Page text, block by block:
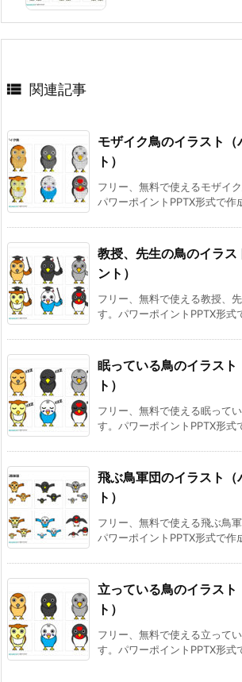
 関連記事
モザイク鳥のイラスト（
ト）
フリー、無料で使えるモザイ
パワーポイントPPTX形式で作
教授、先生の鳥のイラス
ント）
フリー、無料で使える教授、
す。パワーポイントPPTX形式
眠っている鳥のイラスト
ト）
フリー、無料で使える眠って
す。パワーポイントPPTX形式
飛ぶ鳥軍団のイラスト（
ト）
フリー、無料で使える飛ぶ鳥
パワーポイントPPTX形式で作
立っている鳥のイラス
ト）
フリー、無料で使える立って
す。パワーポイントPPTX形式